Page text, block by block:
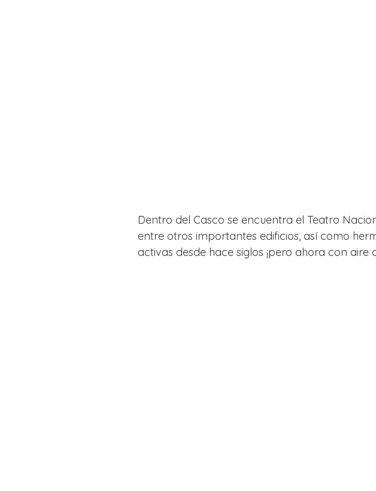
Dentro del Casco se encuentra el Teatro
entre otros importantes edificios, así como
activas desde hace siglos ¡pero ahora con aire